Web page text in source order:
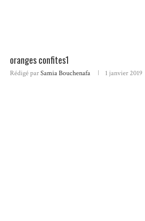
oranges confites1
Rédigé parSamia Bouchenafa 1 janvier 2019